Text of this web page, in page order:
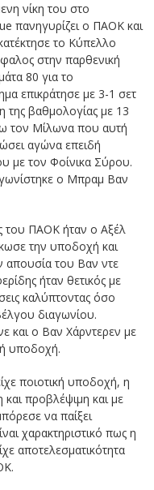
νίκη του στο
πανηγυρίζει ο ΠΑΟΚ και
το Κύπελλο
στην παρθενική
80 για το
επικράτησε με 3-1 σετ
της βαθμολογίας με 13
τον Μίλωνα που αυτή
αγώνα επειδή
με τον Φοίνικα Σύρου.
ο Μπραμ Βαν
του ΠΑΟΚ ήταν ο Αξέλ
την υποδοχή και
απουσία του Βαν ντε
ήταν θετικός με
καλύπτοντας όσο
διαγωνίου.
και ο Βαν Χάρντερεν με
υποδοχή.
ποιοτική υποδοχή, η
προβλέψιμη και με
να παίξει
χαρακτηριστικό πως η
αποτελεσματικότητα